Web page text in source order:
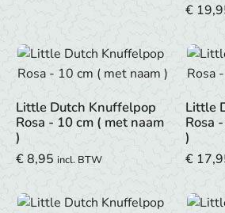
€
Little Dutch Knuffelpop
Rosa - 10 cm ( met naam
)
€8,95 incl. BTW
Little
Rosa
)
€